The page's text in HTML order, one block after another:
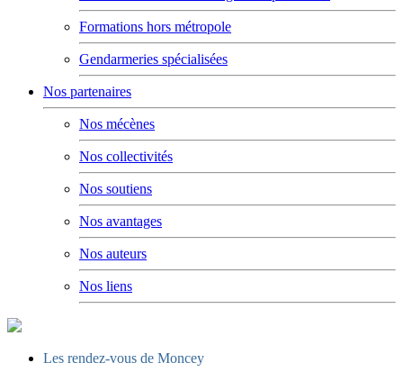
Formations hors métropole
Gendarmeries spécialisées
Nos partenaires
Nos mécènes
Nos collectivités
Nos soutiens
Nos avantages
Nos auteurs
Nos liens
Les rendez-vous de Moncey